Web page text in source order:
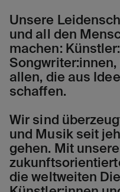
Unsere
und all den
machen:
allen, die aus
schaffen.
Wir sind
und Musik seit
gehen. Mit
die weltweiten